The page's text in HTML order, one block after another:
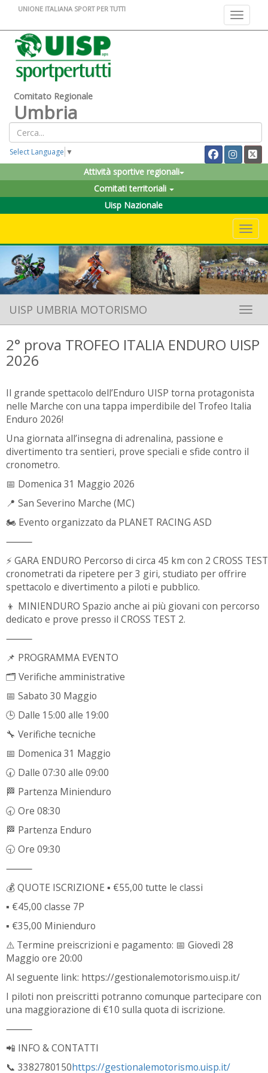
Toggle
UNIONE ITALIANA SPORT PER TUTTI
Comitato Regionale
Umbria
Select Language ▼
Attività sportive regionali
Comitati territoriali
Uisp Nazionale
UISP UMBRIA MOTORISMO
2° prova TROFEO ITALIA ENDURO UISP
2026
Il grande spettacolo dell’Enduro UISP torna protagonista
nelle Marche con una tappa imperdibile del Trofeo Italia
Enduro 2026!
Una giornata all’insegna di adrenalina, passione e
divertimento tra sentieri, prove speciali e sfide contro il
cronometro.
📅 Domenica 31 Maggio 2026
📍 San Severino Marche (MC)
🏍 Evento organizzato da PLANET RACING ASD
⸻
⚡ GARA ENDURO Percorso di circa 45 km con 2 CROSS TEST
cronometrati da ripetere per 3 giri, studiato per offrire
spettacolo e divertimento a piloti e pubblico.
👦 MINIENDURO Spazio anche ai più giovani con percorso
dedicato e prove presso il CROSS TEST 2.
⸻
📌 PROGRAMMA EVENTO
🗂 Verifiche amministrative
📅 Sabato 30 Maggio
🕒 Dalle 15:00 alle 19:00
🔧 Verifiche tecniche
📅 Domenica 31 Maggio
🕢 Dalle 07:30 alle 09:00
🏁 Partenza Minienduro
🕣 Ore 08:30
🏁 Partenza Enduro
🕤 Ore 09:30
⸻
💰 QUOTE ISCRIZIONE ▪ €55,00 tutte le classi
▪ €45,00 classe 7P
▪ €35,00 Minienduro
⚠️ Termine preiscrizioni e pagamento: 📅 Giovedì 28
Maggio ore 20:00
Al seguente link: https://gestionalemotorismo.uisp.it/
I piloti non preiscritti potranno comunque partecipare con
una maggiorazione di €10 sulla quota di iscrizione.
⸻
📲 INFO & CONTATTI
📞 3382780150https://gestionalemotorismo.uisp.it/